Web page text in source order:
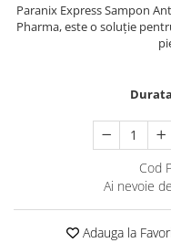
Supliment Magneziu
Supliment Vitamina E
Tincturi si Gemoderivate
Paranix Express Sampon
Pharma, este o soluție
Cod
Ai nevoie
Adauga la